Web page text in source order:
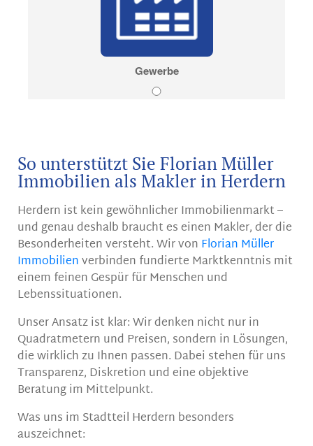
So unterstützt Sie Florian Müller
Immobilien als Makler in Herdern
Herdern ist kein gewöhnlicher Immobilienmarkt –
und genau deshalb braucht es einen Makler, der die
Besonderheiten versteht. Wir von Florian Müller
Immobilienverbinden fundierte Marktkenntnis mit
einem feinen Gespür für Menschen und
Lebenssituationen.
Unser Ansatz ist klar: Wir denken nicht nur in
Quadratmetern und Preisen, sondern in Lösungen,
die wirklich zu Ihnen passen. Dabei stehen für uns
Transparenz, Diskretion und eine objektive
Beratung im Mittelpunkt.
Was uns im Stadtteil Herdern besonders
auszeichnet: